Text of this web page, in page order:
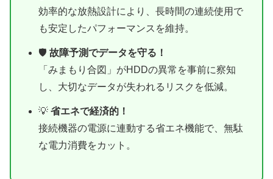
効率的な放熱設計により、長時間の連続使用で
も安定したパフォーマンスを維持。
🛡️故障予測でデータを守る！
「みまもり合図」がHDDの異常を事前に察知
し、大切なデータが失われるリスクを低減。
💡省エネで経済的！
接続機器の電源に連動する省エネ機能で、無駄
な電力消費をカット。